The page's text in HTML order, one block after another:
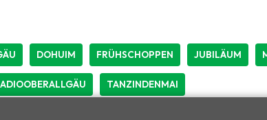
DOHUIM FRÜHSCHOPPEN JUBILÄUM
TANZINDENMAI